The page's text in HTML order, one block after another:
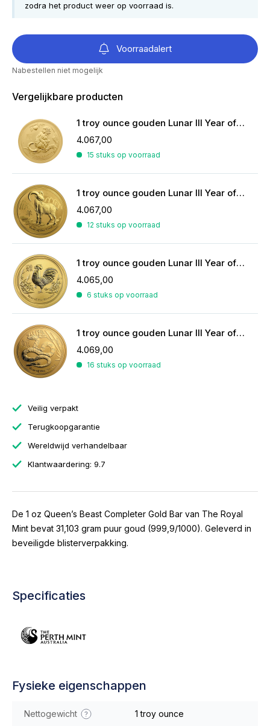
zodra het product weer op voorraad is.
Voorraadalert
Nabestellen niet mogelijk
Vergelijkbare producten
1 troy ounce gouden Lunar III Year of the Monkey 2016
4.067,00
15 stuks op voorraad
1 troy ounce gouden Lunar III Year of the Goat 2015
4.067,00
12 stuks op voorraad
1 troy ounce gouden Lunar III Year of the Rooster 2017
4.065,00
6 stuks op voorraad
1 troy ounce gouden Lunar III Year of the Snake 2013
4.069,00
16 stuks op voorraad
Veilig verpakt
Terugkoopgarantie
Wereldwijd verhandelbaar
Klantwaardering: 9.7
De 1 oz Queen’s Beast Completer Gold Bar van The Royal
Mint bevat 31,103 gram puur goud (999,9/1000). Geleverd in
beveiligde blisterverpakking.
Specificaties
Fysieke eigenschappen
Nettogewicht 1 troy ounce